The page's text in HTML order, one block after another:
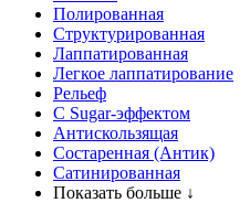
Полированная
Структурированная
Лаппатированная
Легкое лаппатирование
Рельеф
С Sugar-эффектом
Антискользящая
Состаренная (Антик)
Сатинированная
Показать больше ↓